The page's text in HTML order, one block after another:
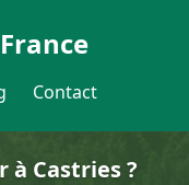
Contact
à Castries ?